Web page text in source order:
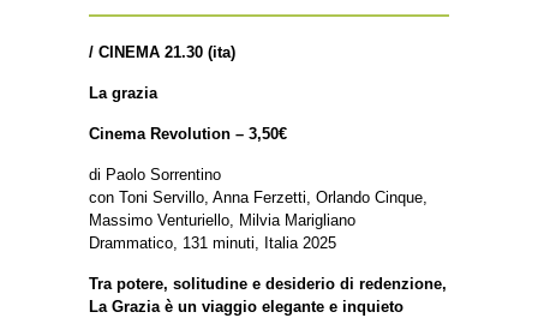
/ CINEMA 21.30 (ita)
La grazia
Cinema Revolution – 3,50€
di Paolo Sorrentino
con Toni Servillo, Anna Ferzetti, Orlando Cinque,
Massimo Venturiello, Milvia Marigliano
Drammatico, 131 minuti, Italia 2025
Tra potere, solitudine e desiderio di redenzione,
La Grazia è un viaggio elegante e inquieto